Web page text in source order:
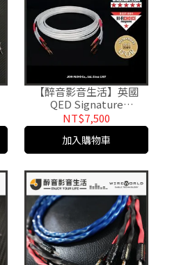
【醉音影音生活】英國
QED Signature
Revelation+GS-100B
(2m) 香蕉插喇叭線/成品
線.公司貨
NT$7,500
加入購物車